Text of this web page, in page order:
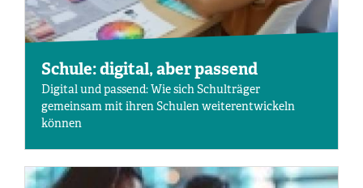
Schule: digital, aber passend
Digital und passend: Wie sich Schulträger
gemeinsam mit ihren Schulen weiterentwickeln
können